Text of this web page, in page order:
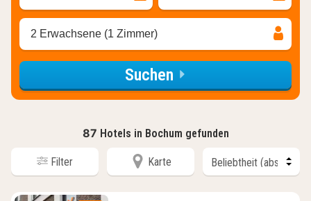
2 Erwachsene (1 Zimmer)
Suchen
87 Hotels in Bochum gefunden
Filter Karte